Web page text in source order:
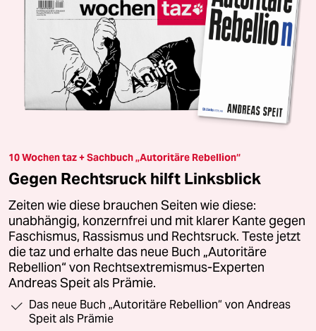
10 Wochen taz + Sachbuch „Autoritäre Rebellion“
Gegen Rechtsruck hilft Linksblick
Zeiten wie diese brauchen Seiten wie diese:
unabhängig, konzernfrei und mit klarer Kante gegen
Faschismus, Rassismus und Rechtsruck. Teste jetzt
die taz und erhalte das neue Buch „Autoritäre
Rebellion“ von Rechtsextremismus-Experten
Andreas Speit als Prämie.
Das neue Buch „Autoritäre Rebellion“ von Andreas
Speit als Prämie